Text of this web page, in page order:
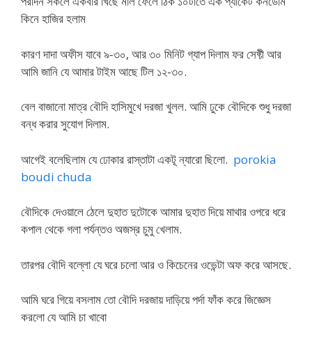
কিনে হাজির হলাম
কারণ দাদা অফীস যাবে ৯-৩০, আর ৩০ মিনিট গ্যাপ দিলাম ফর সেফ্টী আর
আমি জানি যে আমার টাইম আছে টিল ১২-৩০.
বেল বাজানো মাত্র বৌদি হাসিমুখে দরজা খুলল. আমি ঢুকে বৌদিকে শুধু দরজা
বন্ধ করার সুযোগ দিলাম.
আগেই বলেছিলাম যে ঢোকার রাস্তাটা একটূ ন্যারো ছিলো. porokia
boudi chuda
বৌদিকে দেওয়ালে ঠেলে দুহাত দুটোকে আমার দুহাত দিয়ে মাথার ওপরে ধরে
কপাল থেকে গলা পর্যন্তও অজস্র চুমু খেলাম.
তারপর বৌদি বল্লো যে ঘরে চলো আর ও কিচেনের ওভেন্টা অফ করে আসছে.
আমি ঘরে গিয়ে বসলাম তো বৌদি দরজায় দাড়িয়ে পর্দা ফাঁক করে জিজ্ঞেস
করলো যে আমি চা খাবো